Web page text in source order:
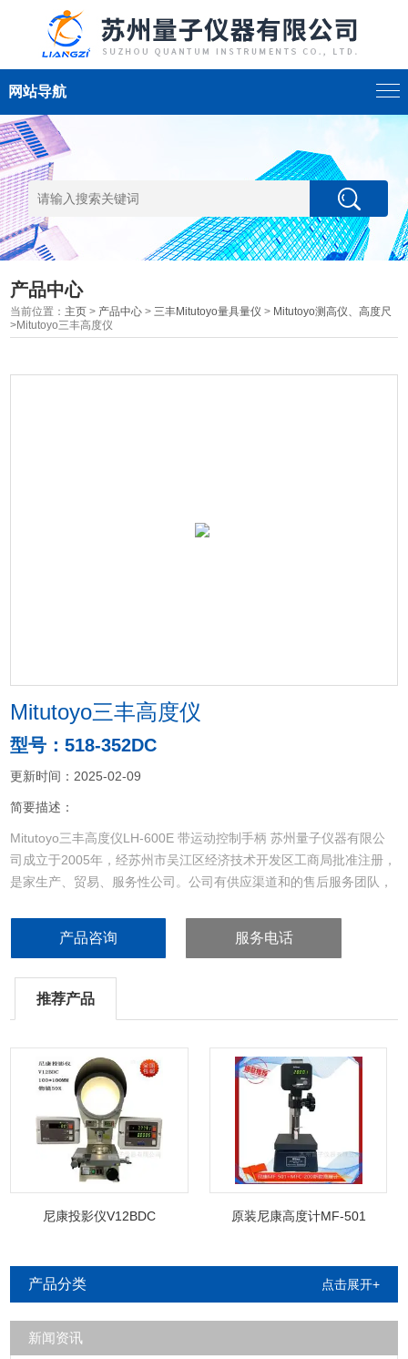
网站导航
产品中心
当前位置： 主页 > 产品中心 >三丰Mitutoyo量具量仪 > Mitutoyo测高仪、高度尺
>Mitutoyo三丰高度仪
Mitutoyo三丰高度仪
型号：518-352DC
更新时间：2025-02-09
简要描述：
Mitutoyo三丰高度仪LH-600E 带运动控制手柄 苏州量子仪器有限公
司成立于2005年，经苏州市吴江区经济技术开发区工商局批准注册，
是家生产、贸易、服务性公司。公司有供应渠道和的售后服务团队，
Magnescale探规。
产品咨询 服务电话
推荐产品
尼康投影仪V12BDC 原装尼康高度计MF-501
产品分类 点击展开+
新闻资讯